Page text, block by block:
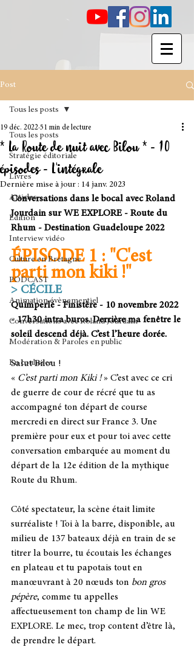
Post
Tous les posts
Stratégie éditoriale
Livres
Articles
Édition
Interview vidéo
Culture en Bretagne
PODCAST
Animation évènementiel
Conversations avec Roland Jourdain
Modération & Paroles en public
En coulisses
Tous les posts
* La Route de nuit avec Bilou * - 10
épisodes - L'intégrale
19 déc. 2022 51 min de lecture
Dernière mise à jour : 14 janv. 2023
Conversations dans le bocal avec Roland
Jourdain sur WE EXPLORE - Route du
Rhum - Destination Guadeloupe 2022
ÉPISODE 1 : "C'est
parti mon kiki !"
> CÉCILE
Quimperlé - Finistère - 10 novembre 2022
- 17h30 intra buros. Derrière ma fenêtre le
soleil descend déjà. C’est l’heure dorée.
Salut Bilou !
« C’est parti mon Kiki ! » C’est avec ce cri
de guerre de cour de récré que tu as
accompagné ton départ de course
mercredi en direct sur France 3. Une
première pour eux et pour toi avec cette
conversation embarquée au moment du
départ de la 12e édition de la mythique
Route du Rhum.
Côté spectateur, la scène était limite
surréaliste ! Toi à la barre, disponible, au
milieu de 137 bateaux déjà en train de se
titrer la bourre, tu écoutais les échanges
en plateau et tu papotais tout en
manœuvrant à 20 nœuds ton bon gros
pépère, comme tu appelles
affectueusement ton champ de lin WE
EXPLORE. Le mec, trop content d’être là,
de prendre le départ.